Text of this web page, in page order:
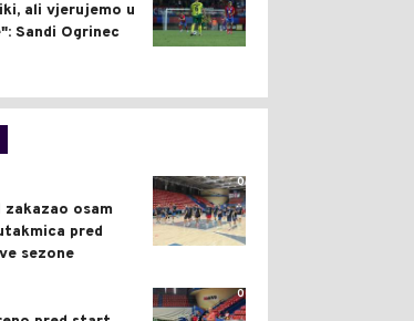
ali vjerujemo u
Sandi Ogrinec
0
osam
pred
sezone
0